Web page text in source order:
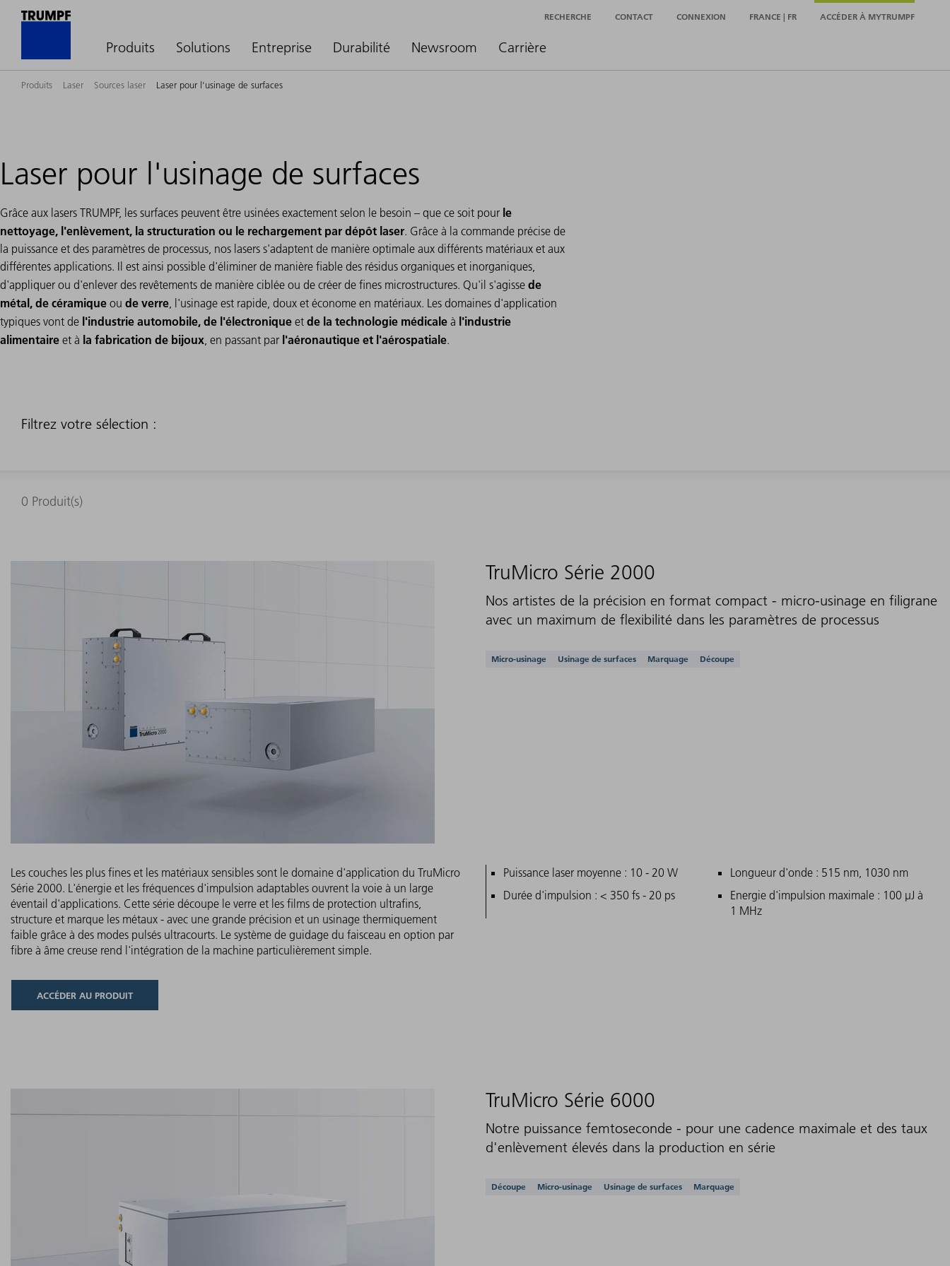
Produits Solutions Entreprise Durabilité Newsroom Carrière
RECHERCHE CONTACT CONNEXION FRANCE | FR ACCÉDER À MYTRUMPF
Produits Laser Sources laser Laser pour l'usinage de surfaces
Laser pour l'usinage de surfaces
Grâce aux lasers TRUMPF, les surfaces peuvent être usinées exactement selon le besoin – que ce soit pour le
nettoyage, l'enlèvement, la structuration ou le rechargement par dépôt laser. Grâce à la commande précise de
la puissance et des paramètres de processus, nos lasers s'adaptent de manière optimale aux différents matériaux et aux
différentes applications. Il est ainsi possible d'éliminer de manière fiable des résidus organiques et inorganiques,
d'appliquer ou d'enlever des revêtements de manière ciblée ou de créer de fines microstructures. Qu'il s'agisse de
métal, de céramique ou de verre, l'usinage est rapide, doux et économe en matériaux. Les domaines d'application
typiques vont de l'industrie automobile, de l'électronique et de la technologie médicale à l'industrie
alimentaire et à la fabrication de bijoux, en passant par l'aéronautique et l'aérospatiale.
Filtrez votre sélection :
0 Produit(s)
TruMicro Série 2000
Nos artistes de la précision en format compact - micro-usinage en filigrane
avec un maximum de flexibilité dans les paramètres de processus
Applications prises en charge
Micro-usinage Usinage de surfaces Marquage Découpe
Les couches les plus fines et les matériaux sensibles sont le domaine d'application du TruMicro
Série 2000. L'énergie et les fréquences d'impulsion adaptables ouvrent la voie à un large
éventail d'applications. Cette série découpe le verre et les films de protection ultrafins,
structure et marque les métaux - avec une grande précision et un usinage thermiquement
faible grâce à des modes pulsés ultracourts. Le système de guidage du faisceau en option par
fibre à âme creuse rend l'intégration de la machine particulièrement simple.
Caractéristiques principales
Puissance laser moyenne : 10 - 20 W
Longueur d'onde : 515 nm, 1030 nm
Durée d'impulsion : < 350 fs - 20 ps
Energie d'impulsion maximale : 100 µJ à
1 MHz
ACCÉDER AU PRODUIT
TruMicro Série 6000
Notre puissance femtoseconde - pour une cadence maximale et des taux
d'enlèvement élevés dans la production en série
Applications prises en charge
Découpe Micro-usinage Usinage de surfaces Marquage